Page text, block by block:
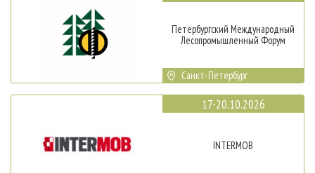
Петербургский Международный
Лесопромышленный Форум
Санкт-Петербург
17-20.10.2026
INTERMOB